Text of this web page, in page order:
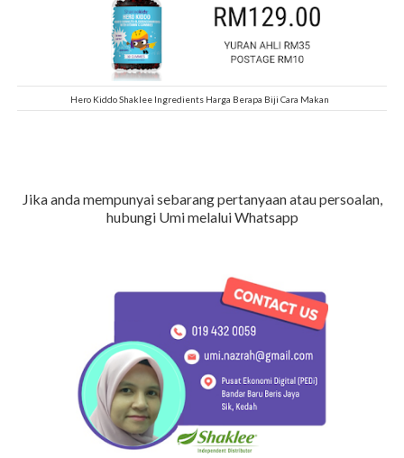
Hero Kiddo Shaklee Ingredients Harga Berapa Biji Cara Makan
Jika anda mempunyai sebarang pertanyaan atau persoalan,
hubungi Umi melalui Whatsapp